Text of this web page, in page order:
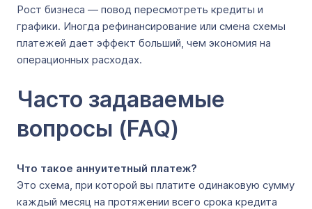
Рост бизнеса — повод пересмотреть кредиты и
графики. Иногда рефинансирование или смена схемы
платежей дает эффект больший, чем экономия на
операционных расходах.
Часто задаваемые
вопросы (FAQ)
Что такое аннуитетный платеж?
Это схема, при которой вы платите одинаковую сумму
каждый месяц на протяжении всего срока кредита